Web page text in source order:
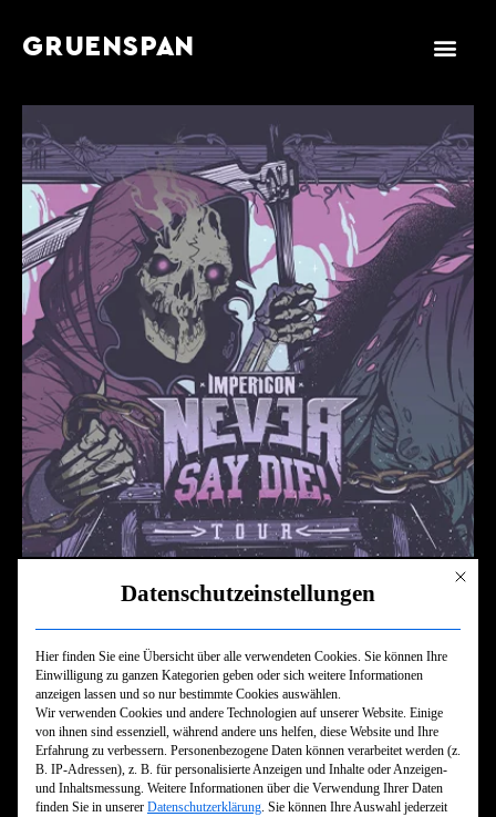
GRUENSPAN
Die Veranstaltung hat bereits stattgefunden.
NEVER SAY DIE!
Einlass:17.00
Beginn:17.30
Mit
Datenschutzeinstellungen
Hier finden Sie eine Übersicht über alle verwendeten Cookies. Sie können Ihre
Einwilligung zu ganzen Kategorien geben oder sich weitere Informationen
anzeigen lassen und so nur bestimmte Cookies auswählen.
Wir verwenden Cookies und andere Technologien auf unserer Website. Einige
von ihnen sind essenziell, während andere uns helfen, diese Website und Ihre
Erfahrung zu verbessern. Personenbezogene Daten können verarbeitet werden (z.
B. IP-Adressen), z. B. für personalisierte Anzeigen und Inhalte oder Anzeigen-
und Inhaltsmessung. Weitere Informationen über die Verwendung Ihrer Daten
finden Sie in unserer Datenschutzerklärung. Sie können Ihre Auswahl jederzeit